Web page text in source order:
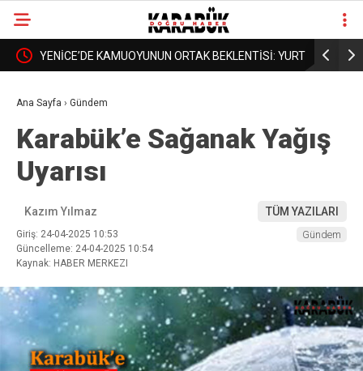
YURT BORDROYA “SAHTE” DEDİLER, GERÇEK MAAŞI
Ana Sayfa › Gündem
Karabük’e Sağanak Yağış
Uyarısı
Kazım Yılmaz TÜM YAZILARI
Giriş: 24-04-2025 10:53
Güncelleme: 24-04-2025 10:54
Kaynak: HABER MERKEZI
Gündem